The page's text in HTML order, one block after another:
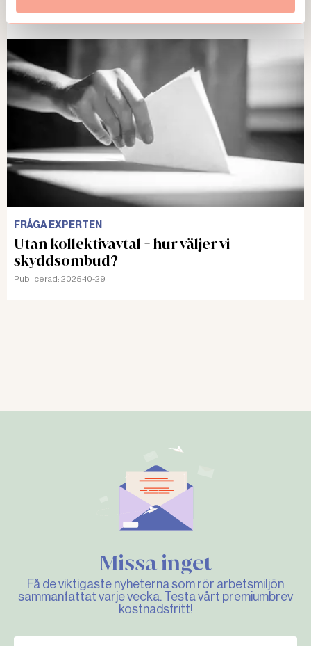
FRÅGA EXPERTEN
Utan kollektivavtal - hur väljer vi
skyddsombud?
Publicerad: 2025-10-29
Missa inget
Få de viktigaste nyheterna som rör arbetsmiljön
sammanfattat varje vecka. Testa vårt premiumbrev
kostnadsfritt!